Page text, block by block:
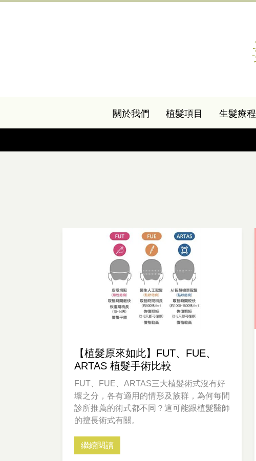
關於我們 植髮項目 生髮療程
【植髮原來如此】FUT、FUE、
ARTAS 植髮手術比較
FUT、FUE、ARTAS三大植髮術式沒有好
壞之分，各有適用的情形及族群，為何每間
診所推薦的術式都不同？這可能跟植髮醫師
的擅長術式有關。
繼續閱讀